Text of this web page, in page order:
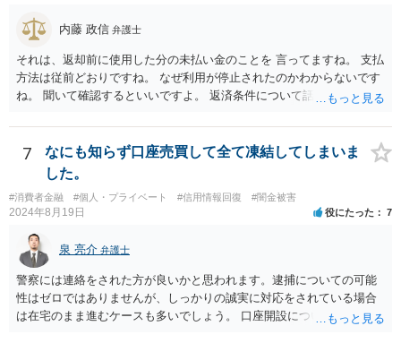
内藤 政信 弁護士
それは、返却前に使用した分の未払い金のことを 言ってますね。 支払
方法は従前どおりですね。 なぜ利用が停止されたのかわからないです
ね。 聞いて確認するといいですよ。 返済条件について話し合う事は当
7
なにも知らず口座売買して全て凍結してしまいま
した。
#消費者金融 #個人・プライベート #信用情報回復 #闇金被害
2024年8月19日 役にたった 7
泉 亮介 弁護士
警察には連絡をされた方が良いかと思われます。逮捕についての可能
性はゼロではありませんが、しっかりの誠実に対応をされている場合
は在宅のまま進むケースも多いでしょう。 口座開設については銀行等